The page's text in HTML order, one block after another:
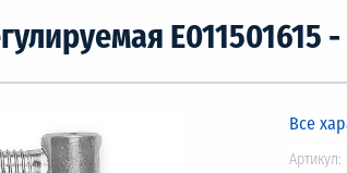
Е011501615 -
Все
Артикул: